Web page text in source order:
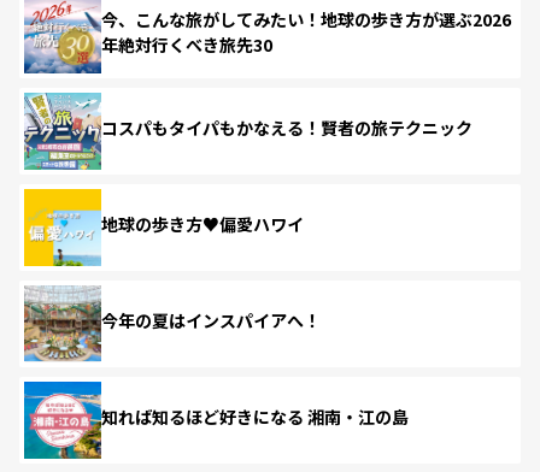
今、こんな旅がしてみたい！地球の歩き方が選ぶ2026
年絶対行くべき旅先30
コスパもタイパもかなえる！賢者の旅テクニック
地球の歩き方♥偏愛ハワイ
今年の夏はインスパイアへ！
知れば知るほど好きになる 湘南・江の島